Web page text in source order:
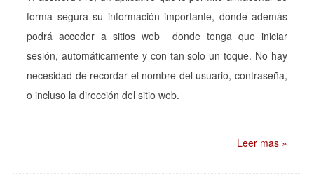
forma segura su información importante, donde además
podrá acceder a sitios web donde tenga que iniciar
sesión, automáticamente y con tan solo un toque. No hay
necesidad de recordar el nombre del usuario, contraseña,
o incluso la dirección del sitio web.
Leer mas »